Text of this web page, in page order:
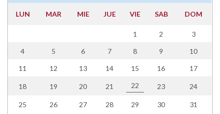
LUN MAR MIE JUE VIE SAB DOM
1 2 3
4 5 6 7 8 9 10
11 12 13 14 15 16 17
18 19 20 21 22 23 24
25 26 27 28 29 30 31